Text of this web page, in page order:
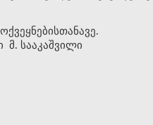
მ. სააკაშვილი